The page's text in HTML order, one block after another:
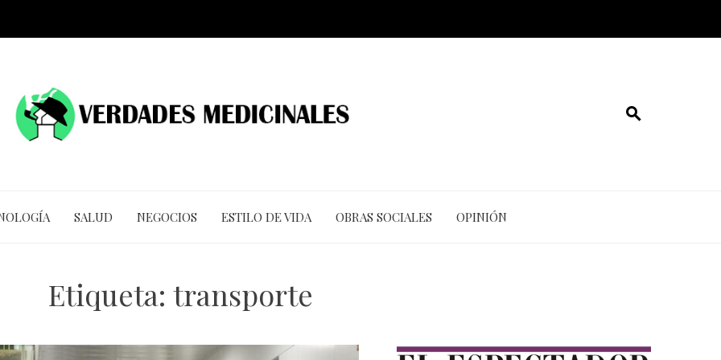
SALUD NEGOCIOS ESTILO DE VIDA OBRAS SOCIALES OPINIÓN
Etiqueta: transporte